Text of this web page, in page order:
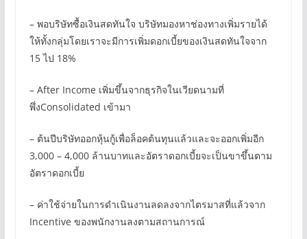
– พอบริษัทซื้อเงินสดทันใจ บริษัทมองหาช่องทางเพิ่มรายได้
ให้ทั้งกลุ่มโดยเราจะมีการเพิ่มดอกเบี้ยของเงินสดทันใจจาก
15 ไป 18%
– After Income เพิ่มขึ้นจากธุรกิจในเวียดนามที่
พึ่งConsolidated เข้ามา
– ต้นปีบริษัทออกหุ้นกู้เพื่อล็อคต้นทุนแล้วและจะออกเพิ่มอีก
3,000 – 4,000 ล้านบาทและอัตราดอกเบี้ยจะเป็นขาขึ้นตาม
อัตราดอกเบี้ย
– ค่าใช้จ่ายในการดำเนินงานลดลงจากไตรมาสที่แล้วจาก
Incentive ของพนักงานลงตามสถานการณ์